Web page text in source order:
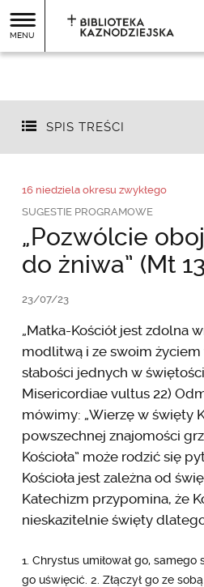
MENU
SPIS TREŚCI
16 niedziela okresu zwykłego
SUGESTIE PROGRAMOWE
„Pozwólcie
do żniwa” (Mt
23/07/23
„Matka-Kościół jest zdolna
modlitwą i ze swoim
słabości jednych w
Misericordiae vultus 22)
mówimy: „Wierzę w święty
powszechnej znajomości
Kościoła” może rodzić się
Kościoła jest zależna od
Katechizm przypomina, że
nieskazitelnie święty
1. Chrystus umiłował go,
go uświęcić. 2. Złączył go ze